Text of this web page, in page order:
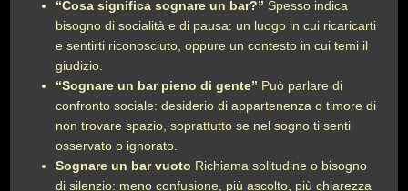
“Cosa significa sognare un bar?” Spesso indica
bisogno di socialità e di pausa: un luogo in cui ricaricarti
e sentirti riconosciuto, oppure un contesto in cui temi il
giudizio.
“Sognare un bar pieno di gente” Può parlare di
confronto sociale: desiderio di appartenenza o timore di
non trovare spazio, soprattutto se nel sogno ti senti
osservato o ignorato.
Sognare un bar vuoto Richiama solitudine o bisogno
di silenzio: meno confusione, più ascolto, più chiarezza